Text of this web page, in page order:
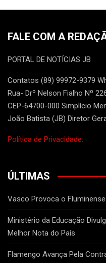
FALE COM A
PORTAL DE NOTÍCIAS JB
Contatos (89) 99972-9379
Rua- Drº Nelson Fialho Nº
CEP-64700-000 Simplício
João Batista (JB) Diretor
Política de Privacidade.
ÚLTIMAS
Vasco Provoca o
Ministério da Educação
Melhor Nota do País
Flamengo Avança Pela